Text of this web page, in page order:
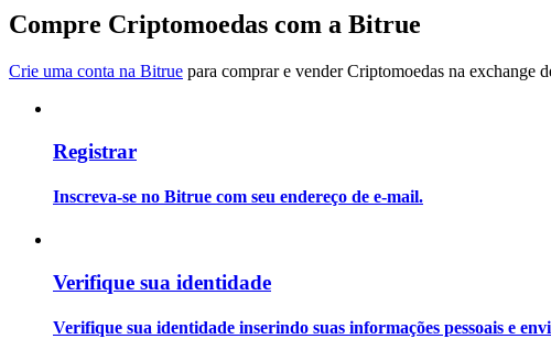
Torne-se um Trader de Cópias
Informação
Análise de big data, incluindo informações comerciais, etc.
Compre Criptomoedas com a Bitrue
Crie uma conta na Bitrue para comprar e vender Criptomoedas na exchange
Registrar
Inscreva-se no Bitrue com seu endereço de e-mail.
Verifique sua identidade
Verifique sua identidade inserindo suas informações pessoais e